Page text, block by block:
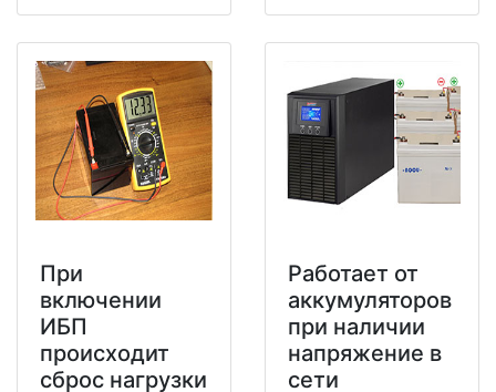
При
включении
ИБП
происходит
сброс нагрузки
Работает от
аккумуляторов
при наличии
напряжение в
сети